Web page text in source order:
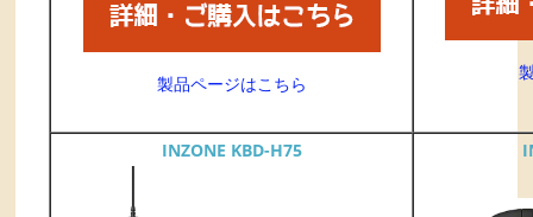
製品ページはこちら
INZONE KBD-H75